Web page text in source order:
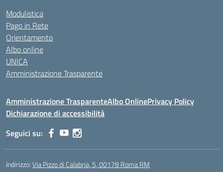
Modulistica
Pago in Rete
Orientamento
Albo online
UNICA
Amministrazione Trasparente
Amministrazione TrasparenteAlbo OnlinePrivacy Policy
Dichiarazione di accessibilità
Seguici su:
Indirizzo:Via Pizzo di Calabria, 5, 00178 Roma RM